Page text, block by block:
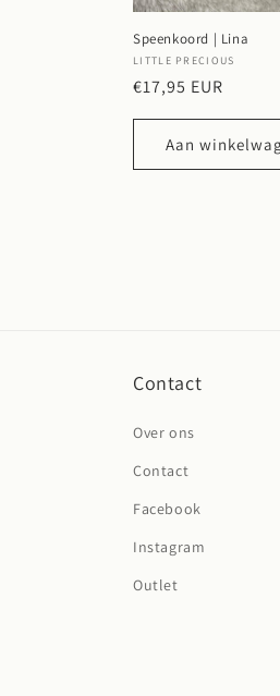
Speenkoord | Lina
Verkoper:
LITTLE PRECIOUS
Normale
€17,95 EUR
Aan
Contact
Over ons
Contact
Facebook
Instagram
Outlet